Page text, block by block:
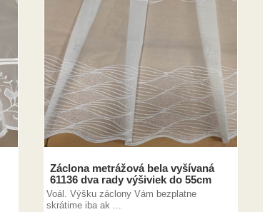
Záclona metrážová bela vyšívaná
61136 dva rady výšiviek do 55cm
Voál. Výšku záclony Vám bezplatne
skrátime iba ak ...